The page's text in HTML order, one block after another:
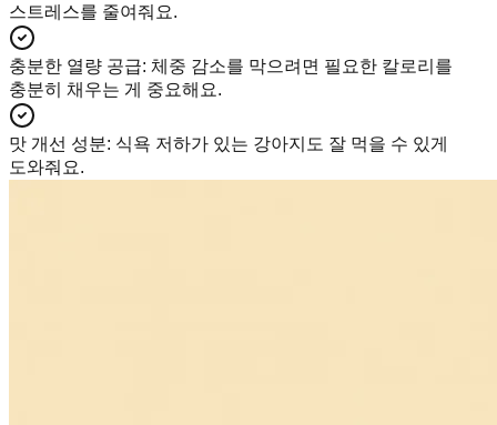
스트레스를 줄여줘요.
충분한 열량 공급: 체중 감소를 막으려면 필요한 칼로리를
충분히 채우는 게 중요해요.
맛 개선 성분: 식욕 저하가 있는 강아지도 잘 먹을 수 있게
도와줘요.